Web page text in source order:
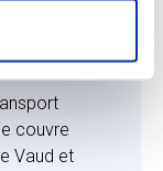
couvre
Vaud et